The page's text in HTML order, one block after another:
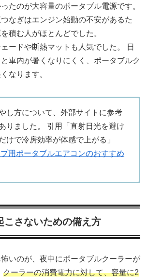
たのが大容量のポータブル電源です。
なぎはエンジン始動の不安があるた
積む人がほとんどでした。
ードや断熱マットも人気でした。 日
車内が暑くなりにくく、ポータブルク
なります。
し方について、外部サイトに参考
りました。 引用「直射日光を避け
けで冷房効率が体感で上がる」
用ポータブルエアコンのおすすめ
こさないための備え方
いのが、夜中にポータブルクーラーが
クーラーの消費電力に対して、容量に2